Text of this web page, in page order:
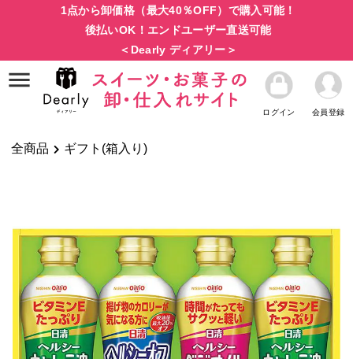
1点から卸価格（最大40％OFF）で購入可能！
後払いOK！エンドユーザー直送可能
＜Dearly ディアリー＞
ログイン 会員登録
全商品 ギフト(箱入り)